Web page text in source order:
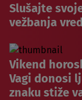
Slušajte
vežbanja
Vikend
Vagi donosi
znaku stiže